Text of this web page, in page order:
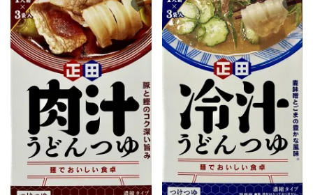
favorite favorite